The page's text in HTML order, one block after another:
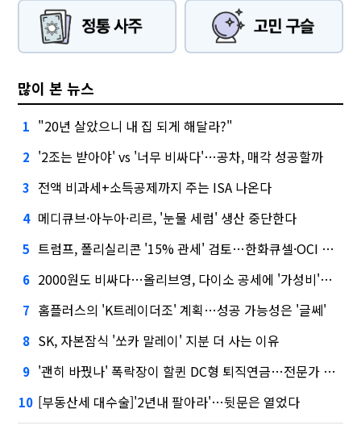
많이 본 뉴스
1 "20년 살았으니 내 집 되게 해달라?"
2 '2조는 받아야' vs '너무 비싸다'…공차, 매각 성공할까
3 전액 비과세+소득공제까지 주는 ISA 나온다
4 메디큐브·아누아·리르, '눈물 세럼' 생산 중단한다
5 트럼프, 폴리실리콘 '15% 관세' 검토…한화큐셀·OCI 영향은?
6 2000원도 비싸다…올리브영, 다이소 공세에 '가성비'로 맞불
7 홈플러스의 'K트레이더조' 계획…성공 가능성은 '글쎄'
8 SK, 자본잠식 '쏘카 말레이' 지분 더 사는 이유
9 '괜히 바꿨나' 폭락장이 할퀸 DC형 퇴직연금…전문가 조언은
10 [부동산세 대수술]'2년내 팔아라'…뒷문은 열었다